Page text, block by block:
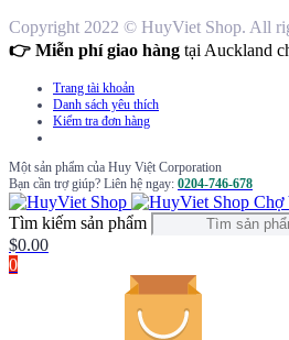
Copyright 2022 © HuyViet Shop. All
👉 Miễn phí giao hàng tại Auckland
Trang tài khoản
Danh sách yêu thích
Kiểm tra đơn hàng
Một sản phẩm của Huy Việt Corporation
Bạn cần trợ giúp? Liên hệ ngay: 0204-746-678
Chợ
Tìm kiếm sản phẩm
$0.00
0